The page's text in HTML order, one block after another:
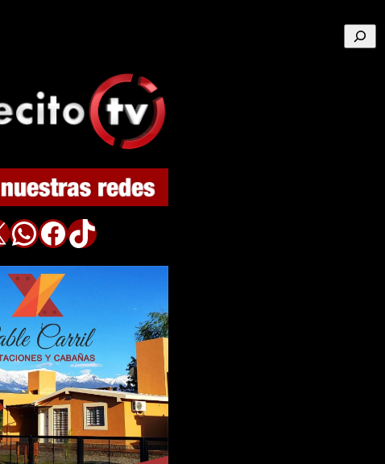
Buscar
WhatsApp Facebook TikTok